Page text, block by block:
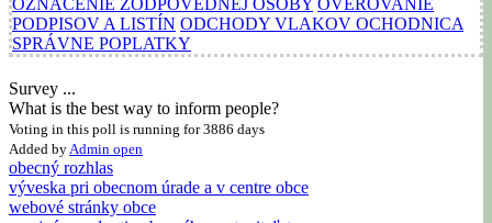
OZNAČENIE ZODPOVEDNEJ OSOBY OVEROVANIE
PODPISOV A LISTÍN ODCHODY VLAKOV OCHODNICA
SPRÁVNE POPLATKY
Survey ...
What is the best way to inform people?
Voting in this poll is running for 3886 days
Added byAdmin open
obecný rozhlas
výveska pri obecnom úrade a v centre obce
webové stránky obce